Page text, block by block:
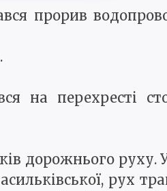
прорив
на перехресті
дорожнього руху.
рух